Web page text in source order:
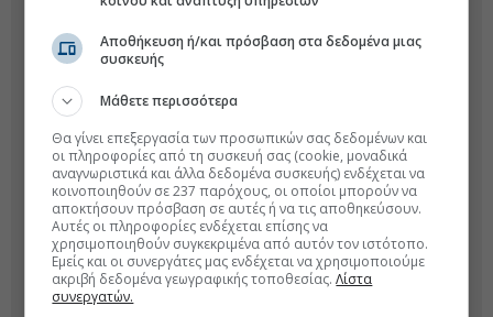
Αποθήκευση ή/και πρόσβαση στα δεδομένα μιας
συσκευής
Μάθετε περισσότερα
Θα γίνει επεξεργασία των προσωπικών σας δεδομένων και
οι πληροφορίες από τη συσκευή σας (cookie, μοναδικά
αναγνωριστικά και άλλα δεδομένα συσκευής) ενδέχεται να
κοινοποιηθούν σε 237 παρόχους, οι οποίοι μπορούν να
αποκτήσουν πρόσβαση σε αυτές ή να τις αποθηκεύσουν.
Αυτές οι πληροφορίες ενδέχεται επίσης να
χρησιμοποιηθούν συγκεκριμένα από αυτόν τον ιστότοπο.
Εμείς και οι συνεργάτες μας ενδέχεται να χρησιμοποιούμε
ακριβή δεδομένα γεωγραφικής τοποθεσίας.Λίστα
συνεργατών.